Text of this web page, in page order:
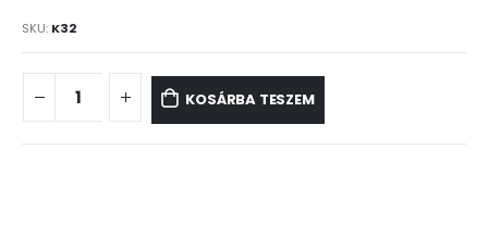
SKU: K32
KOSÁRBA TESZEM